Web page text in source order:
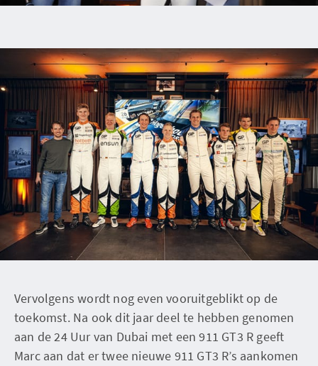
Vervolgens wordt nog even vooruitgeblikt op de
toekomst. Na ook dit jaar deel te hebben genomen
aan de 24 Uur van Dubai met een 911 GT3 R geeft
Marc aan dat er twee nieuwe 911 GT3 R’s aankomen